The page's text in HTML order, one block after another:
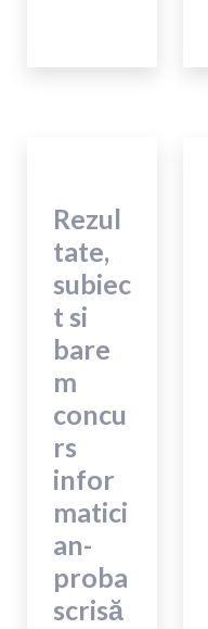
Rezul
tate,
subiec
t si
bare
m
concu
rs
infor
matici
an-
proba
scrisă